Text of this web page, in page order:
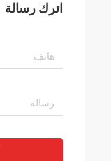
اترك رسالة